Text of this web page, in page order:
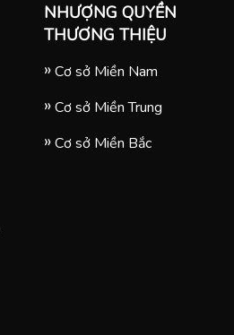
NHƯỢNG QUYỀN
THƯƠNG THIỆU
Cơ sở Miền Nam
Cơ sở Miền Trung
Cơ sở Miền Bắc